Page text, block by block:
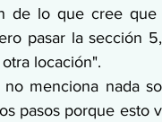
de lo que cree
pasar la sección
locación".
menciona nada
pasos porque esto